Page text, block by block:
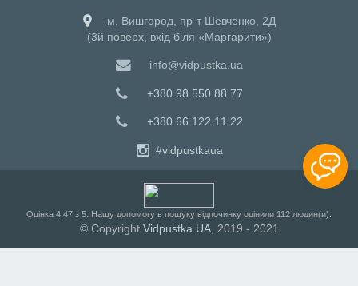
м. Вишгород, пр-т Шевченко, 2Д
(3й поверх, вхід біля «Маргарити»)
info@vidpustka.ua
+380 98 550 88 77
+380 66 122 11 22
#vidpustkaua
Оцiнка 4,47 з 5 . Нашу допомогу в пошуку відпочинку оцінили 112 людин(и).
© Copyright Vidpustka.UA, 2019 - 2021